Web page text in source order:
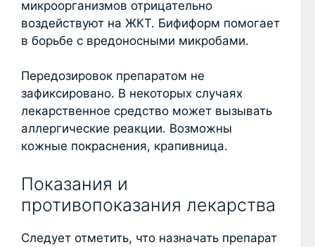
микроорганизмов отрицательно
воздействуют на ЖКТ. Бифиформ помогает
в борьбе с вредоносными микробами.
Передозировок препаратом не
зафиксировано. В некоторых случаях
лекарственное средство может вызывать
аллергические реакции. Возможны
кожные покраснения, крапивница.
Показания и
противопоказания лекарства
Следует отметить, что назначать препарат